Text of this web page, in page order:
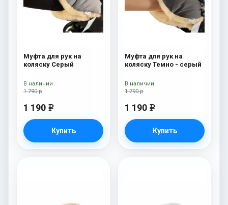
Муфта для рук на
коляску Серый
1 790 р
1 190 e
Купить
В наличии
Муфта для рук на
коляску Темно - серый
1 790 р
1 190 e
Купить
В наличии